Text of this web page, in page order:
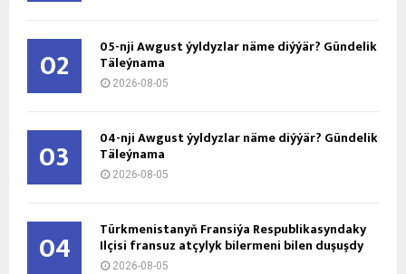
02 05-nji Awgust ýyldyzlar näme diýýär? Gündelik
Täleýnama
2026-08-05
03 04-nji Awgust ýyldyzlar näme diýýär? Gündelik
Täleýnama
2026-08-05
04 Türkmenistanyň Fransiýa Respublikasyndaky
Ilçisi fransuz atçylyk bilermeni bilen duşuşdy
2026-08-05